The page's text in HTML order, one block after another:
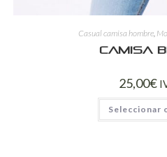
Casual camisa hombre,
Camisa
25,00€
Seleccionar